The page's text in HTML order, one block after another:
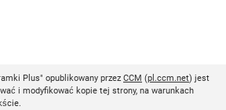
Plus" opublikowany przez CCM (pl.ccm.net) jest
i modyfikować kopie tej strony, na warunkach